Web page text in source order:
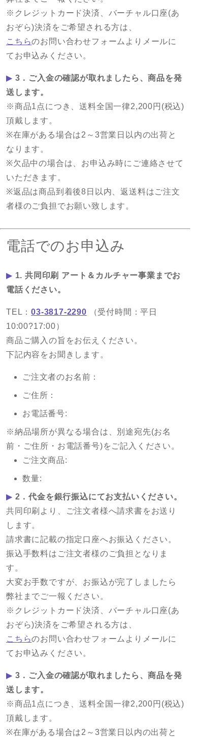
※クレジットカード決済、バーチャル口座(あ
おぞら)決済をご希望される方は、
こちらのお問い合わせフォームよりメールに
てお申込みください。
▶ 3．ご入金の確認が取れましたら、商品を発
送します。
※商品1点につき、送料全国一律2,200円(税込)
頂戴します。
※在庫がある場合は2～3営業日以内の出荷と
なります。
※欠品中の場合は、お申込み時にご連絡させて
いただきます。
※返品は商品到着後8日以内、返送料はご注文
者様のご負担でお願い致します。
電話でのお申込み
▶ 1. 共同印刷 アート＆カルチャー事業までお
電話ください。
TEL：03-3817-2290 （受付時間：平日
10:00?17:00）
商品ご購入の旨をお伝えください。
下記内容をお聞きします。
ご注文者のお名前：
ご住所：
お電話番号:
※納品場所が異なる場合は、別途宛先(お名
前・ご住所・お電話番号)をご記入ください。
ご注文商品:
数量:
▶ 2．代金を銀行振込にてお支払いください。
共同印刷より、ご注文者様へ請求書をお送り
します。
請求書に記載の指定口座へお振込ください。
振込手数料はご注文者様のご負担となりま
す。
大変お手数ですが、お振込が完了しましたら
弊社までご一報ください。
※クレジットカード決済、バーチャル口座(あ
おぞら)決済をご希望される方は、
こちらのお問い合わせフォームよりメールに
てお申込みください。
▶ 3．ご入金の確認が取れましたら、商品を発
送します。
※商品1点につき、送料全国一律2,200円(税込)
頂戴します。
※在庫がある場合は2～3営業日以内の出荷と